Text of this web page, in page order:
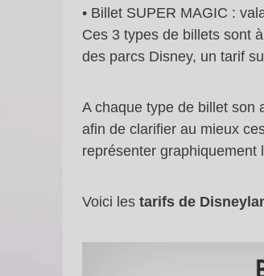
• Billet SUPER MAGIC :
Ces 3 types de billets sont
des parcs Disney, un tarif
A chaque type de billet son
afin de clarifier au mieux
représenter graphiquement
Voici les tarifs de